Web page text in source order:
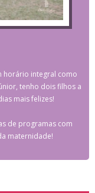
horário integral como
tenho dois filhos a
mais felizes!
de programas com
maternidade!